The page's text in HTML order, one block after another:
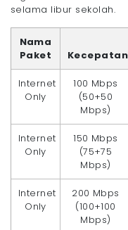
selama libur sekolah.
Nama
Paket
Kecepatan
Internet
Only
100 Mbps
(50+50
Mbps)
Internet
Only
150 Mbps
(75+75
Mbps)
Internet
Only
200 Mbps
(100+100
Mbps)